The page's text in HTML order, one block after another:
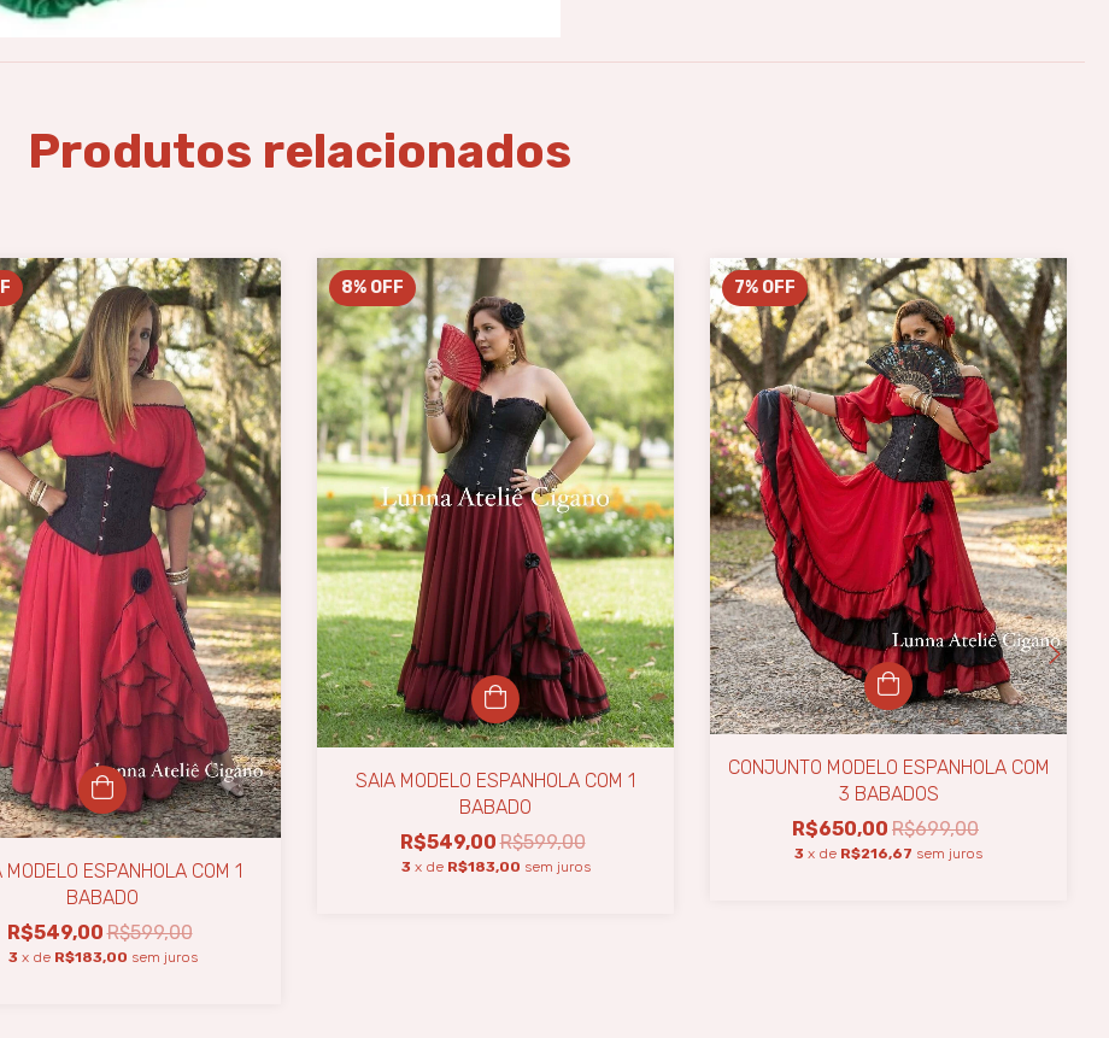
Produtos relacionados
MODELO ESPANHOLA COM 1
BABADO
R$549,00R$599,00
3 x de R$183,00 sem juros
8% OFF
SAIA MODELO ESPANHOLA COM 1
BABADO
R$549,00R$599,00
3 x de R$183,00 sem juros
7% OFF
CONJUNTO MODELO ESPANHOLA COM
3 BABADOS
R$650,00 R$699,00
3 x de R$216,67 sem juros